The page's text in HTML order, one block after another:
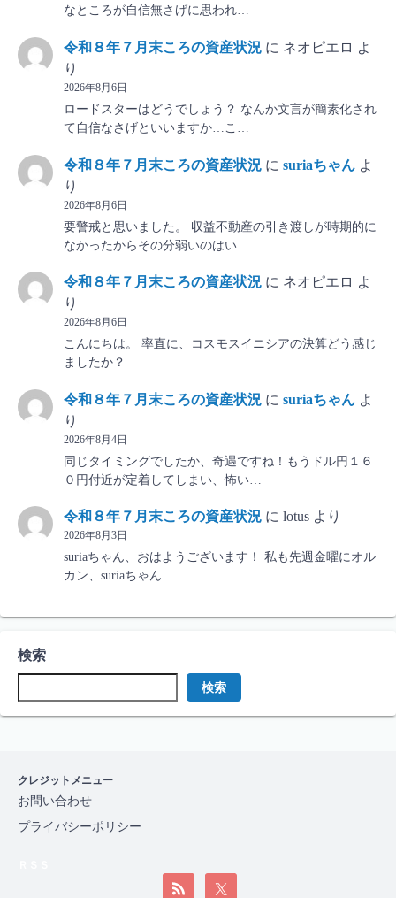
なところが自信無さげに思われ…
令和８年７月末ころの資産状況 に ネオピエロ よ
り
2026年8月6日
ロードスターはどうでしょう？ なんか文言が簡素化され
て自信なさげといいますか…こ…
令和８年７月末ころの資産状況 に suriaちゃん よ
り
2026年8月6日
要警戒と思いました。 収益不動産の引き渡しが時期的に
なかったからその分弱いのはい…
令和８年７月末ころの資産状況 に ネオピエロ よ
り
2026年8月6日
こんにちは。 率直に、コスモスイニシアの決算どう感じ
ましたか？
令和８年７月末ころの資産状況 に suriaちゃん よ
り
2026年8月4日
同じタイミングでしたか、奇遇ですね！もうドル円１６
０円付近が定着してしまい、怖い…
令和８年７月末ころの資産状況 に lotus より
2026年8月3日
suriaちゃん、おはようございます！ 私も先週金曜にオル
カン、suriaちゃん…
検索
検索
クレジットメニュー
お問い合わせ
プライバシーポリシー